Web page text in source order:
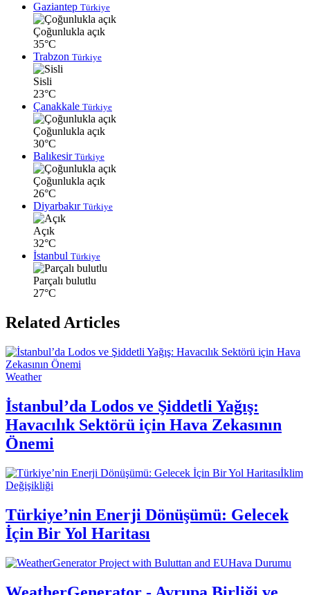
Gaziantep Türkiye
Çoğunlukla açık
35°C
Trabzon Türkiye
Sisli
23°C
Çanakkale Türkiye
Çoğunlukla açık
30°C
Balıkesir Türkiye
Çoğunlukla açık
26°C
Diyarbakır Türkiye
Açık
32°C
İstanbul Türkiye
Parçalı bulutlu
27°C
Related Articles
Weather
İstanbul’da Lodos ve Şiddetli Yağış:
Havacılık Sektörü için Hava Zekasının
Önemi
İklim
Değişikliği
Türkiye’nin Enerji Dönüşümü: Gelecek
İçin Bir Yol Haritası
Hava Durumu